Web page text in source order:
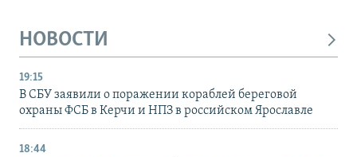
НОВОСТИ
19:15
В СБУ заявили о поражении кораблей береговой
охраны ФСБ в Керчи и НПЗ в российском Ярославле
18:44